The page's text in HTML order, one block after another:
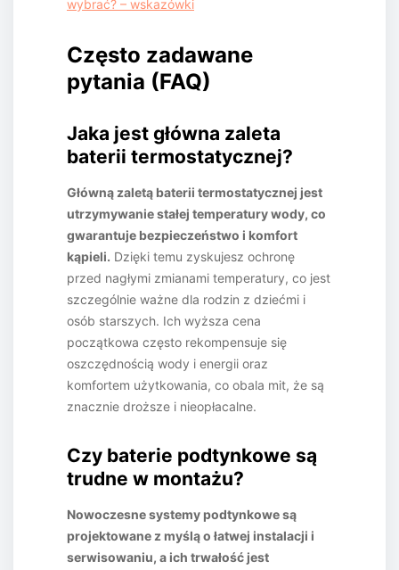
wybrać? – wskazówki
Często zadawane
pytania (FAQ)
Jaka jest główna zaleta
baterii termostatycznej?
Główną zaletą baterii termostatycznej jest
utrzymywanie stałej temperatury wody, co
gwarantuje bezpieczeństwo i komfort
kąpieli. Dzięki temu zyskujesz ochronę
przed nagłymi zmianami temperatury, co jest
szczególnie ważne dla rodzin z dziećmi i
osób starszych. Ich wyższa cena
początkowa często rekompensuje się
oszczędnością wody i energii oraz
komfortem użytkowania, co obala mit, że są
znacznie droższe i nieopłacalne.
Czy baterie podtynkowe są
trudne w montażu?
Nowoczesne systemy podtynkowe są
projektowane z myślą o łatwej instalacji i
serwisowaniu, a ich trwałość jest